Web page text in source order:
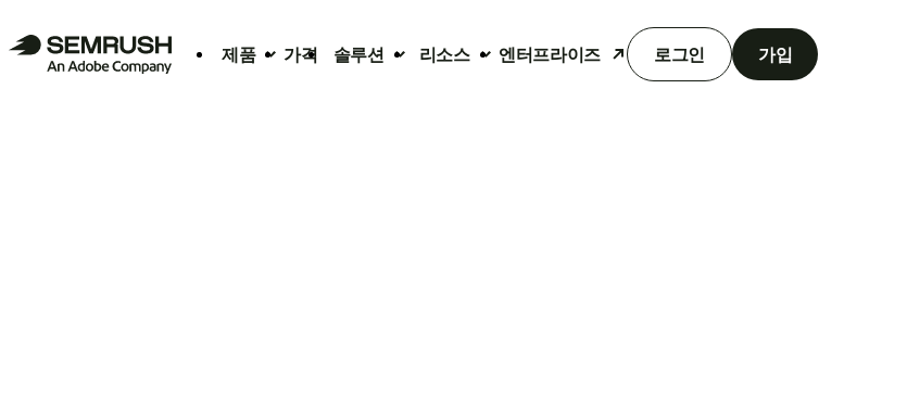
제품 가격 솔루션 리소스 엔터프라이즈 로그인 가입